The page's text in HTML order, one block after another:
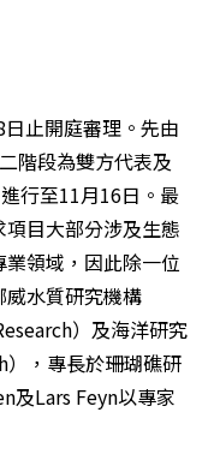
止開庭審理。先由
階段為雙方代表及
行至11月16日。最
目大部分涉及生態
領域，因此除一位
水質研究機構
）及海洋研究
，專長於珊瑚礁研
及Lars Feyn以專家